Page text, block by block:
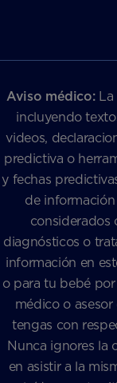
Aviso médico:La
incluyendo
videos,
predictiva o
y fechas
de
considerados
diagnósticos o
información en
o para tu bebé
médico o
tengas con
Nunca ignores la
en asistir a la